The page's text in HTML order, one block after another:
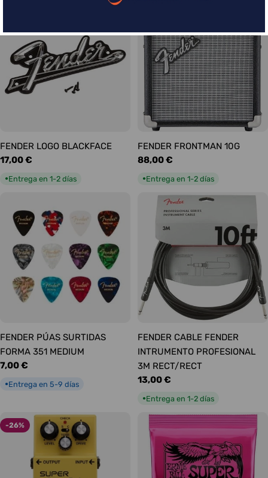
FENDER LOGO BLACKFACE
Precio
17,00 €
●Entrega en 1-2 días
FENDER FRONTMAN 10G
Precio
88,00 €
●Entrega en 1-2 días
FENDER PÚAS SURTIDAS
FORMA 351 MEDIUM
Precio
7,00 €
●Entrega en 5-9 días
FENDER CABLE FENDER
INTRUMENTO PROFESIONAL
3M RECT/RECT
Precio
13,00 €
●Entrega en 1-2 días
-26%